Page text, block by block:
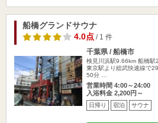
船橋グランドサウナ
4.0点/ 1 件
千葉県 / 船橋市
検見川浜駅9.66km 船橋駅
東京駅より総武快速線で
50分 …
営業時間 4:00～24:00
入浴料金 2,200円～
日帰り 宿泊 サウナ